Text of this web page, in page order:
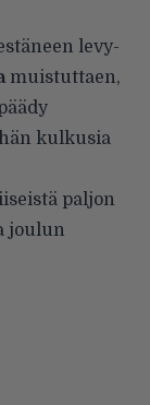
levy-
muistuttaen,
kulkusia
paljon
joulun